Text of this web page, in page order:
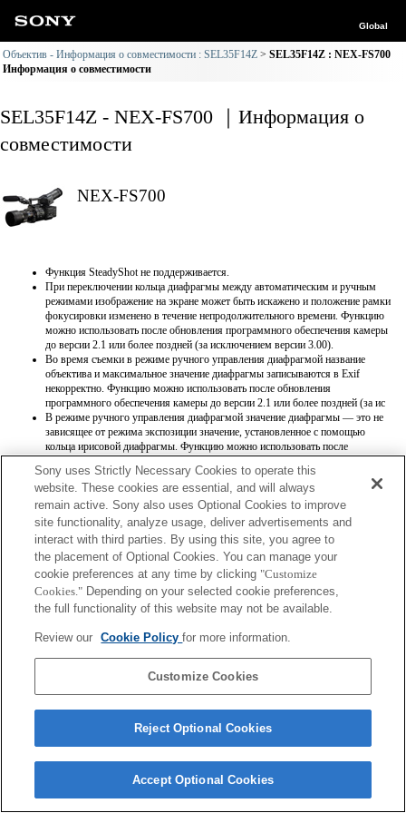
Global
Объектив - Информация о совместимости : SEL35F14Z
SEL35F14Z : NEX-FS700
Информация о совместимости
SEL35F14Z - NEX-FS700 ｜Информация о
совместимости
NEX-FS700
Функция SteadyShot не поддерживается.
При переключении кольца диафрагмы между автоматическим и ручным
режимами изображение на экране может быть искажено и положение рамки
фокусировки изменено в течение непродолжительного времени. Функцию
можно использовать после обновления программного обеспечения камеры
до версии 2.1 или более поздней (за исключением версии 3.00).
Во время съемки в режиме ручного управления диафрагмой название
объектива и максимальное значение диафрагмы записываются в Exif
некорректно. Функцию можно использовать после обновления
программного обеспечения камеры до версии 2.1 или более поздней (за ис
В режиме ручного управления диафрагмой значение диафрагмы — это не
зависящее от режима экспозиции значение, установленное с помощью
кольца ирисовой диафрагмы. Функцию можно использовать после
Terms of Use Contact Us
Copyright 2026 Sony Corporation
Sony uses Strictly Necessary Cookies to operate this
website. These cookies are essential, and will always
remain active. Sony also uses Optional Cookies to improve
site functionality, analyze usage, deliver advertisements and
interact with third parties. By using this site, you agree to
the placement of Optional Cookies. You can manage your
cookie preferences at any time by clicking "Customize
Cookies." Depending on your selected cookie preferences,
the full functionality of this website may not be available.
Review our Cookie Policyfor more information.
Customize Cookies
Reject Optional Cookies
Accept Optional Cookies